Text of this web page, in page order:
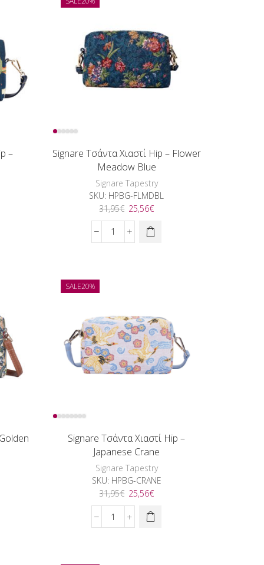
ποσότητα
–
Signare Τσάντα Χιαστί Hip – Flower
Meadow Blue
Signare Tapestry
SKU: HPBG-FLMDBL
31,95€ Original
price
was:
31,95€.
25,56€Η
τιμή
Signare
Blue
ποσότητα
SALE20%
Signare Τσάντα Χιαστί Hip –
Japanese Crane
Signare Tapestry
SKU: HPBG-CRANE
31,95€ Original
price
was:
31,95€.
25,56€Η
τιμή
Signare